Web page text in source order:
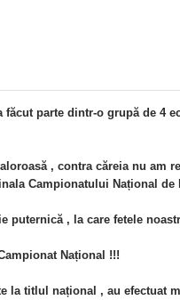
parte dintr-o grupă de 4
, contra căreia nu
Campionatului Național de
, la care fetele
Național !!!
la titlul național , au